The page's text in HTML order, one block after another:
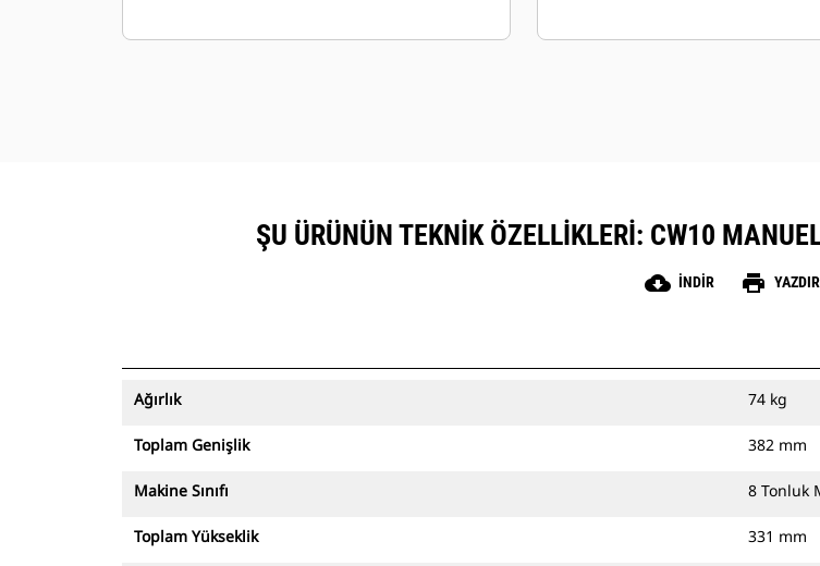
ŞU ÜRÜNÜN TEKNIK ÖZELLIKLERI: CW10
cloud_download İNDIR print YAZDIR
Ağırlık 74 kg
Toplam Genişlik 382 mm
Makine Sınıfı 8 Tonluk
Toplam Yükseklik 331 mm